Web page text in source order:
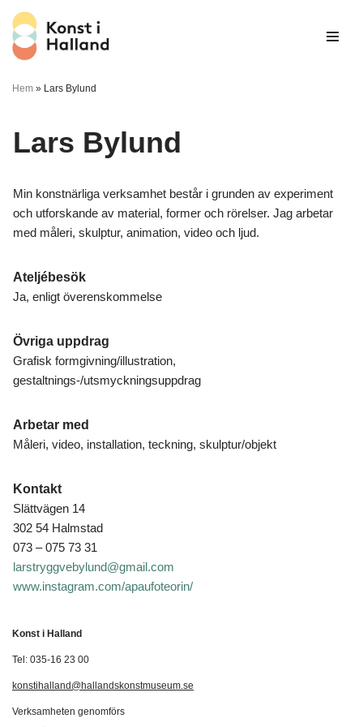
Hoppa
till
innehåll
Hem » Lars Bylund
Lars Bylund
Min konstnärliga verksamhet består i grunden av experiment
och utforskande av material, former och rörelser. Jag arbetar
med måleri, skulptur, animation, video och ljud.
Ateljébesök
Ja, enligt överenskommelse
Övriga uppdrag
Grafisk formgivning/illustration,
gestaltnings-/utsmyckningsuppdrag
Arbetar med
Måleri, video, installation, teckning, skulptur/objekt
Kontakt
Slättvägen 14
302 54 Halmstad
073 – 075 73 31
larstryggvebylund@gmail.com
www.instagram.com/apaufoteorin/
Konst i Halland
Tel: 035-16 23 00
konstihalland@hallandskonstmuseum.se
Verksamheten genomförs